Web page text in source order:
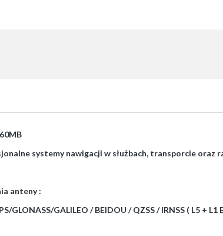
systemy nawigacji w służbach, transporcie oraz
anteny :
GLONASS/GALILEO / BEIDOU / QZSS / IRNSS ( L5 + L1